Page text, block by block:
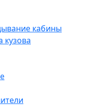
кабины
кузова